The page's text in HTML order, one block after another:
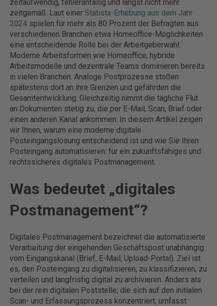
zeitaufwendig, fehleranfällig und längst nicht mehr
zeitgemäß. Laut einer Statista-Erhebung aus dem Jahr
2024 spielen für mehr als 80 Prozent der Befragten aus
verschiedenen Branchen etwa Homeoffice-Möglichkeiten
eine entscheidende Rolle bei der Arbeitgeberwahl.
Moderne Arbeitsformen wie Homeoffice, hybride
Arbeitsmodelle und dezentrale Teams dominieren bereits
in vielen Branchen. Analoge Postprozesse stoßen
spätestens dort an ihre Grenzen und gefährden die
Gesamtentwicklung. Gleichzeitig nimmt die tägliche Flut
an Dokumenten stetig zu, die per E-Mail, Scan, Brief oder
einen anderen Kanal ankommen. In diesem Artikel zeigen
wir Ihnen, warum eine moderne digitale
Posteingangslösung entscheidend ist und wie Sie Ihren
Posteingang automatisieren: für ein zukunftsfähiges und
rechtssicheres digitales Postmanagement.
Was bedeutet „digitales
Postmanagement“?
Digitales Postmanagement bezeichnet die automatisierte
Verarbeitung der eingehenden Geschäftspost unabhängig
vom Eingangskanal (Brief, E-Mail, Upload-Portal). Ziel ist
es, den Posteingang zu digitalisieren, zu klassifizieren, zu
verteilen und langfristig digital zu archivieren. Anders als
bei der rein digitalen Poststelle, die sich auf den initialen
Scan- und Erfassungsprozess konzentriert, umfasst